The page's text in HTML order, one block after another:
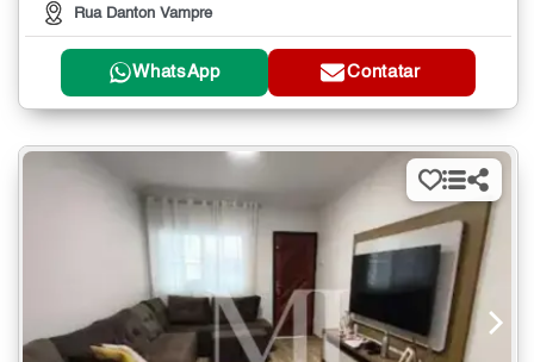
Rua Danton Vampre
WhatsApp Contatar